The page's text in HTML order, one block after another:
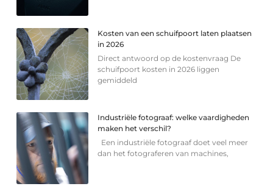
Kosten van een schuifpoort laten plaatsen
in 2026
Direct antwoord op de kostenvraag De
schuifpoort kosten in 2026 liggen
gemiddeld
Industriële fotograaf: welke vaardigheden
maken het verschil?
Een industriële fotograaf doet veel meer
dan het fotograferen van machines,